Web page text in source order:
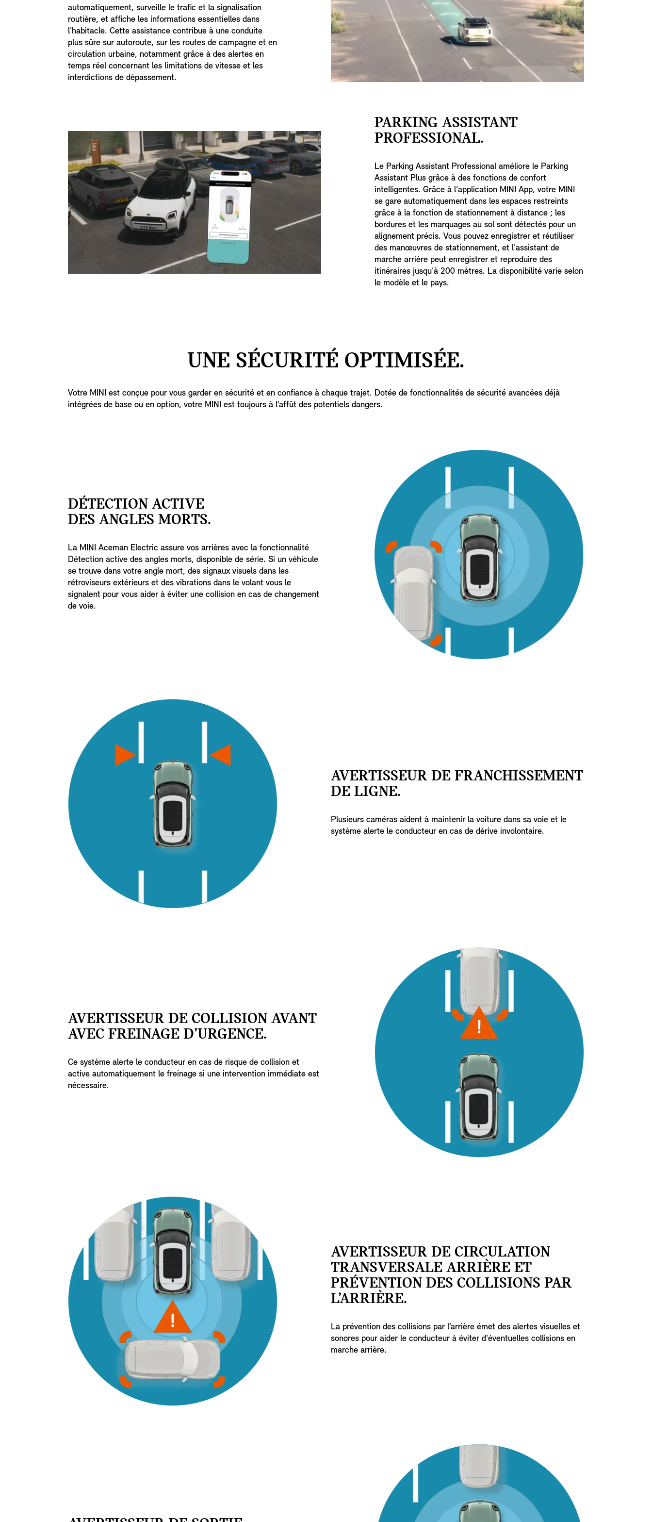
automatiquement, surveille le trafic et la signalisation
routière, et affiche les informations essentielles dans
l'habitacle. Cette assistance contribue à une conduite
plus sûre sur autoroute, sur les routes de campagne et en
circulation urbaine, notamment grâce à des alertes en
temps réel concernant les limitations de vitesse et les
interdictions de dépassement.
PARKING ASSISTANT
PROFESSIONAL.
Le Parking Assistant Professional améliore le Parking
Assistant Plus grâce à des fonctions de confort
intelligentes. Grâce à l'application MINI App, votre MINI
se gare automatiquement dans les espaces restreints
grâce à la fonction de stationnement à distance ; les
bordures et les marquages au sol sont détectés pour un
alignement précis. Vous pouvez enregistrer et réutiliser
des manœuvres de stationnement, et l'assistant de
marche arrière peut enregistrer et reproduire des
itinéraires jusqu'à 200 mètres. La disponibilité varie selon
le modèle et le pays.
UNE SÉCURITÉ OPTIMISÉE.
Votre MINI est conçue pour vous garder en sécurité et en confiance à chaque trajet. Dotée de fonctionnalités de sécurité avancées déjà
intégrées de base ou en option, votre MINI est toujours à l’affût des potentiels dangers.
DÉTECTION ACTIVE
DES ANGLES MORTS.
La MINI Aceman Electric assure vos arrières avec la fonctionnalité
Détection active des angles morts, disponible de série. Si un véhicule
se trouve dans votre angle mort, des signaux visuels dans les
rétroviseurs extérieurs et des vibrations dans le volant vous le
signalent pour vous aider à éviter une collision en cas de changement
de voie.
AVERTISSEUR DE FRANCHISSEMENT
DE LIGNE.
Plusieurs caméras aident à maintenir la voiture dans sa voie et le
système alerte le conducteur en cas de dérive involontaire.
AVERTISSEUR DE COLLISION AVANT
AVEC FREINAGE D’URGENCE.
Ce système alerte le conducteur en cas de risque de collision et
active automatiquement le freinage si une intervention immédiate est
nécessaire.
AVERTISSEUR DE CIRCULATION
TRANSVERSALE ARRIÈRE ET
PRÉVENTION DES COLLISIONS PAR
L’ARRIÈRE.
La prévention des collisions par l’arrière émet des alertes visuelles et
sonores pour aider le conducteur à éviter d'éventuelles collisions en
marche arrière.